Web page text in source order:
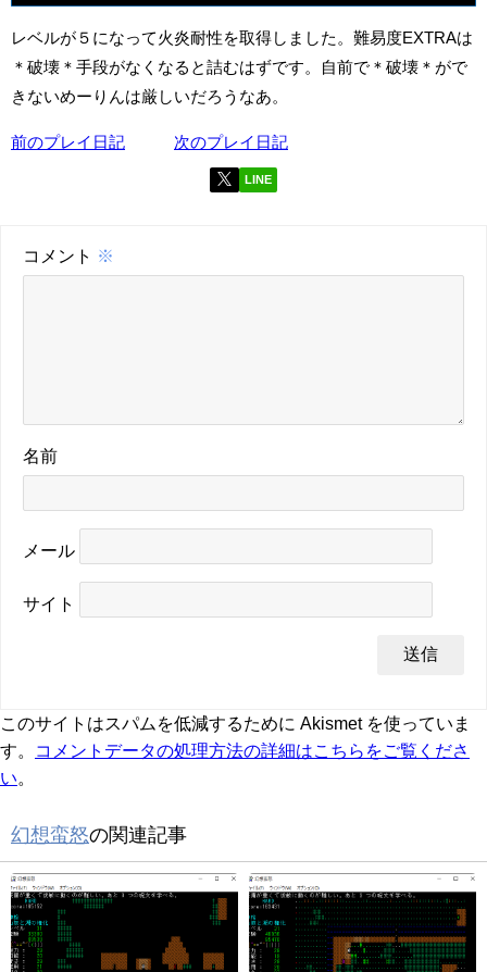
レベルが５になって火炎耐性を取得しました。難易度EXTRAは
＊破壊＊手段がなくなると詰むはずです。自前で＊破壊＊がで
きないめーりんは厳しいだろうなあ。
前のプレイ日記 次のプレイ日記
LINE
コメント ※
名前
メール
サイト
このサイトはスパムを低減するために Akismet を使っていま
す。
コメントデータの処理方法の詳細はこちらをご覧くださ
い
幻想蛮怒の関連記事